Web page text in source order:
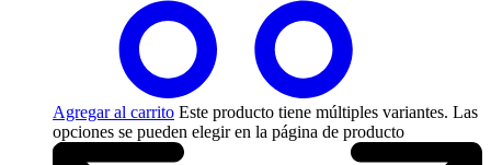
Agregar al carrito Este producto tiene múltiples variantes. Las
opciones se pueden elegir en la página de producto